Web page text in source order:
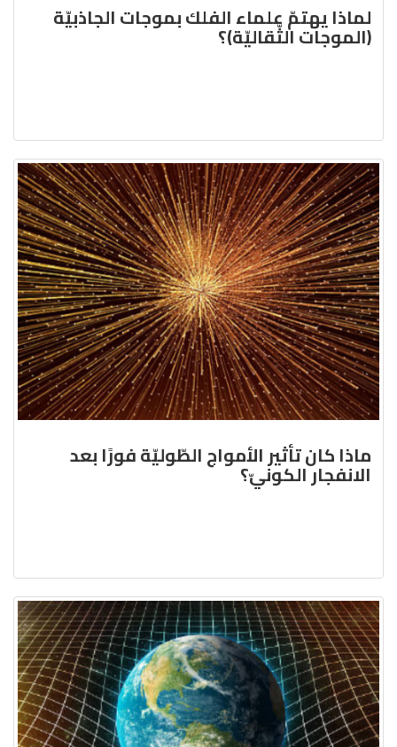
لماذا يهتمّ علماء الفلك بموجات الجاذبيّة
(الموجات الثّقاليّة)؟
ماذا كان تأثير الأمواج الطّوليّة فورًا بعد
الانفجار الكونيّ؟